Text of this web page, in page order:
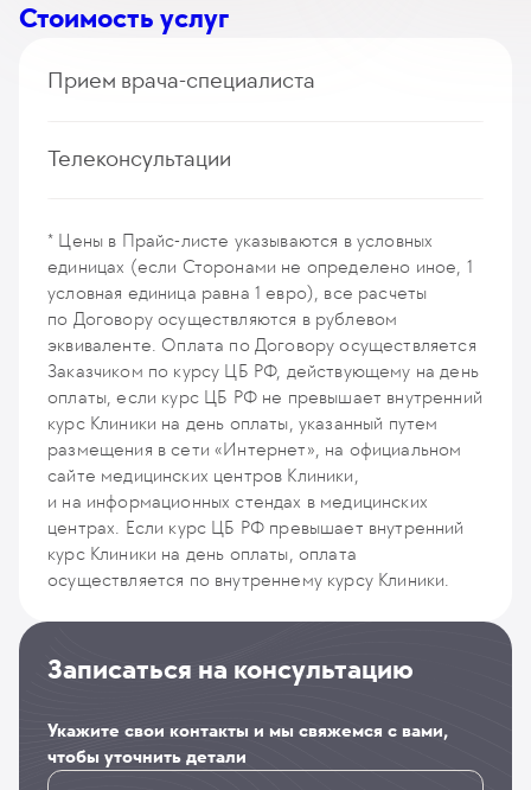
Стоимость услуг
Прием врача-специалиста
колопроктолога (первичный, повторный)
Прием (осмотр, консультация) врача-хирурга
(первичный, повторный)
Телеконсультации
(первичная, повторная)
235у. е.22 325₽
* Цены в Прайс-листе указываются в условных
единицах (если Сторонами не определено иное, 1
условная единица равна 1 евро), все расчеты
по Договору осуществляются в рублевом
эквиваленте. Оплата по Договору осуществляется
Заказчиком по курсу ЦБ РФ, действующему на день
оплаты, если курс ЦБ РФ не превышает внутренний
курс Клиники на день оплаты, указанный путем
размещения в сети «Интернет», на официальном
сайте медицинских центров Клиники,
и на информационных стендах в медицинских
центрах. Если курс ЦБ РФ превышает внутренний
курс Клиники на день оплаты, оплата
осуществляется по внутреннему курсу Клиники.
Записаться на консультацию
Укажите свои контакты и мы свяжемся с вами,
чтобы уточнить детали